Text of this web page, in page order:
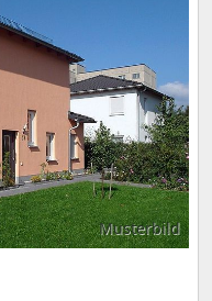
Musterbild